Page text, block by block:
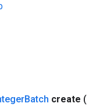
Batch create (